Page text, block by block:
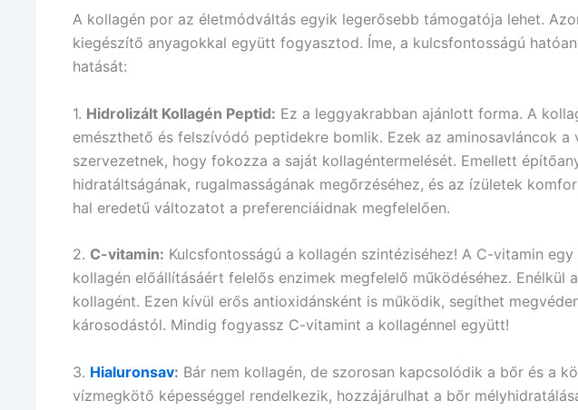
A kollagén por az életmódváltás egyik legerősebb támogatója lehet.
kiegészítő anyagokkal együtt fogyasztod. Íme, a kulcsfontosságú
hatását:
1. Hidrolizált Kollagén Peptid: Ez a leggyakrabban ajánlott forma. A
emészthető és felszívódó peptidekre bomlik. Ezek az aminosavláncok a
szervezetnek, hogy fokozza a saját kollagéntermelését. Emellett
hidratáltságának, rugalmasságának megőrzéséhez, és az ízületek
hal eredetű változatot a preferenciáidnak megfelelően.
2. C-vitamin: Kulcsfontosságú a kollagén szintéziséhez! A C-vitamin
kollagén előállításáért felelős enzimek megfelelő működéséhez. Enélkül
kollagént. Ezen kívül erős antioxidánsként is működik, segíthet
károsodástól. Mindig fogyassz C-vitamint a kollagénnel együtt!
3. Hialuronsav: Bár nem kollagén, de szorosan kapcsolódik a bőr és a
vízmegkötő képességgel rendelkezik, hozzájárulhat a bőr